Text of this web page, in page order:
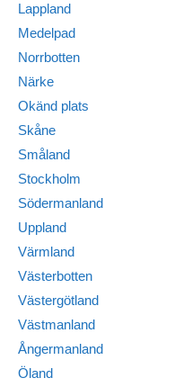
Lappland
Medelpad
Norrbotten
Närke
Okänd plats
Skåne
Småland
Stockholm
Södermanland
Uppland
Värmland
Västerbotten
Västergötland
Västmanland
Ångermanland
Öland